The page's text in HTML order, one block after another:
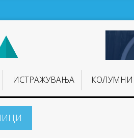
ИСТРАЖУВАЊA КОЛУМНИ